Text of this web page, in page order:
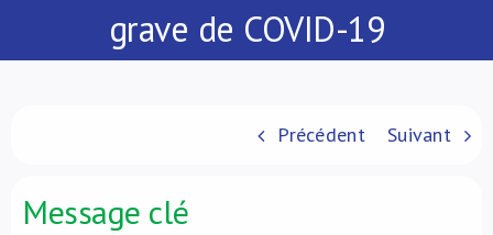
grave de COVID-19
Précédent Suivant
Message clé